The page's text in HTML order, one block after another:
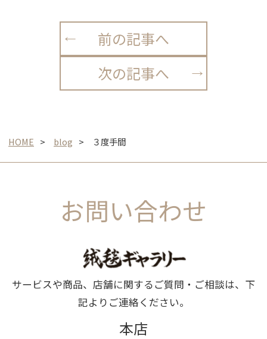
前の記事へ
次の記事へ
HOME blog ３度手間
お問い合わせ
サービスや商品、店舗に関するご質問・ご相談は、下
記よりご連絡ください。
本店